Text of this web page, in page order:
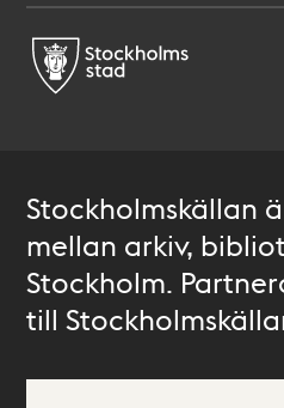
Stockholmskällan
mellan arkiv,
Stockholm.
till